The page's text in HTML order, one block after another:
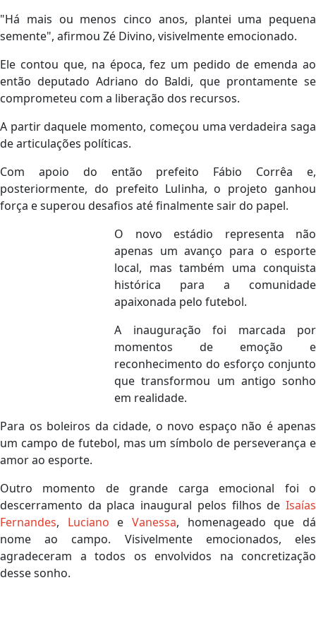
"Há mais ou menos cinco anos, plantei uma pequena
semente", afirmou Zé Divino, visivelmente emocionado.
Ele contou que, na época, fez um pedido de emenda ao
então deputado Adriano do Baldi, que prontamente se
comprometeu com a liberação dos recursos.
A partir daquele momento, começou uma verdadeira saga
de articulações políticas.
Com apoio do então prefeito Fábio Corrêa e,
posteriormente, do prefeito Lulinha, o projeto ganhou
força e superou desafios até finalmente sair do papel.
O novo estádio representa não
apenas um avanço para o esporte
local, mas também uma conquista
histórica para a comunidade
apaixonada pelo futebol.
A inauguração foi marcada por
momentos de emoção e
reconhecimento do esforço conjunto
que transformou um antigo sonho
em realidade.
Para os boleiros da cidade, o novo espaço não é apenas
um campo de futebol, mas um símbolo de perseverança e
amor ao esporte.
Outro momento de grande carga emocional foi o
descerramento da placa inaugural pelos filhos de Isaías
Fernandes, Luciano eVanessa, homenageado que dá
nome ao campo. Visivelmente emocionados, eles
agradeceram a todos os envolvidos na concretização
desse sonho.